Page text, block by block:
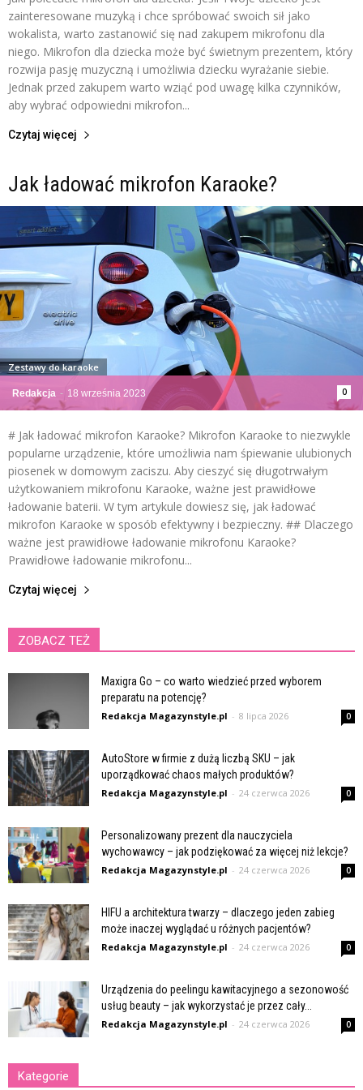
zainteresowane muzyką i chce spróbować swoich sił jako
wokalista, warto zastanowić się nad zakupem mikrofonu dla
niego. Mikrofon dla dziecka może być świetnym prezentem, który
rozwija pasję muzyczną i umożliwia dziecku wyrażanie siebie.
Jednak przed zakupem warto wziąć pod uwagę kilka czynników,
aby wybrać odpowiedni mikrofon...
Czytaj więcej
Jak ładować mikrofon Karaoke?
Redakcja - 18 września 2023 0
Zestawy do karaoke
# Jak ładować mikrofon Karaoke? Mikrofon Karaoke to niezwykle
popularne urządzenie, które umożliwia nam śpiewanie ulubionych
piosenek w domowym zaciszu. Aby cieszyć się długotrwałym
użytkowaniem mikrofonu Karaoke, ważne jest prawidłowe
ładowanie baterii. W tym artykule dowiesz się, jak ładować
mikrofon Karaoke w sposób efektywny i bezpieczny. ## Dlaczego
ważne jest prawidłowe ładowanie mikrofonu Karaoke?
Prawidłowe ładowanie mikrofonu...
Czytaj więcej
ZOBACZ TEŻ
Maxigra Go – co warto wiedzieć przed wyborem
preparatu na potencję?
Redakcja Magazynstyle.pl - 8 lipca 2026 0
AutoStore w firmie z dużą liczbą SKU – jak
uporządkować chaos małych produktów?
Redakcja Magazynstyle.pl - 24 czerwca 2026 0
Personalizowany prezent dla nauczyciela
wychowawcy – jak podziękować za więcej niż lekcje?
Redakcja Magazynstyle.pl - 24 czerwca 2026 0
HIFU a architektura twarzy – dlaczego jeden zabieg
może inaczej wyglądać u różnych pacjentów?
Redakcja Magazynstyle.pl - 24 czerwca 2026 0
Urządzenia do peelingu kawitacyjnego a sezonowość
usług beauty – jak wykorzystać je przez cały...
Redakcja Magazynstyle.pl - 24 czerwca 2026 0
Kategorie